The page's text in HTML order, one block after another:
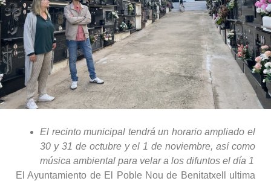
El recinto municipal tendrá un horario ampliado el
30 y 31 de octubre y el 1 de noviembre, así como
música ambiental para velar a los difuntos el día 1
El Ayuntamiento de El Poble Nou de Benitatxell ultima